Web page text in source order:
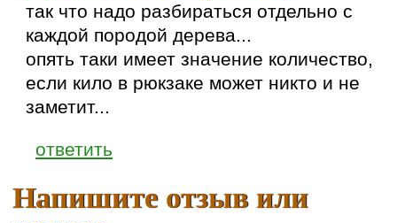
так что надо разбираться отдельно с
каждой породой дерева...
опять таки имеет значение количество,
если кило в рюкзаке может никто и не
заметит...
ответить
Напишите отзыв или